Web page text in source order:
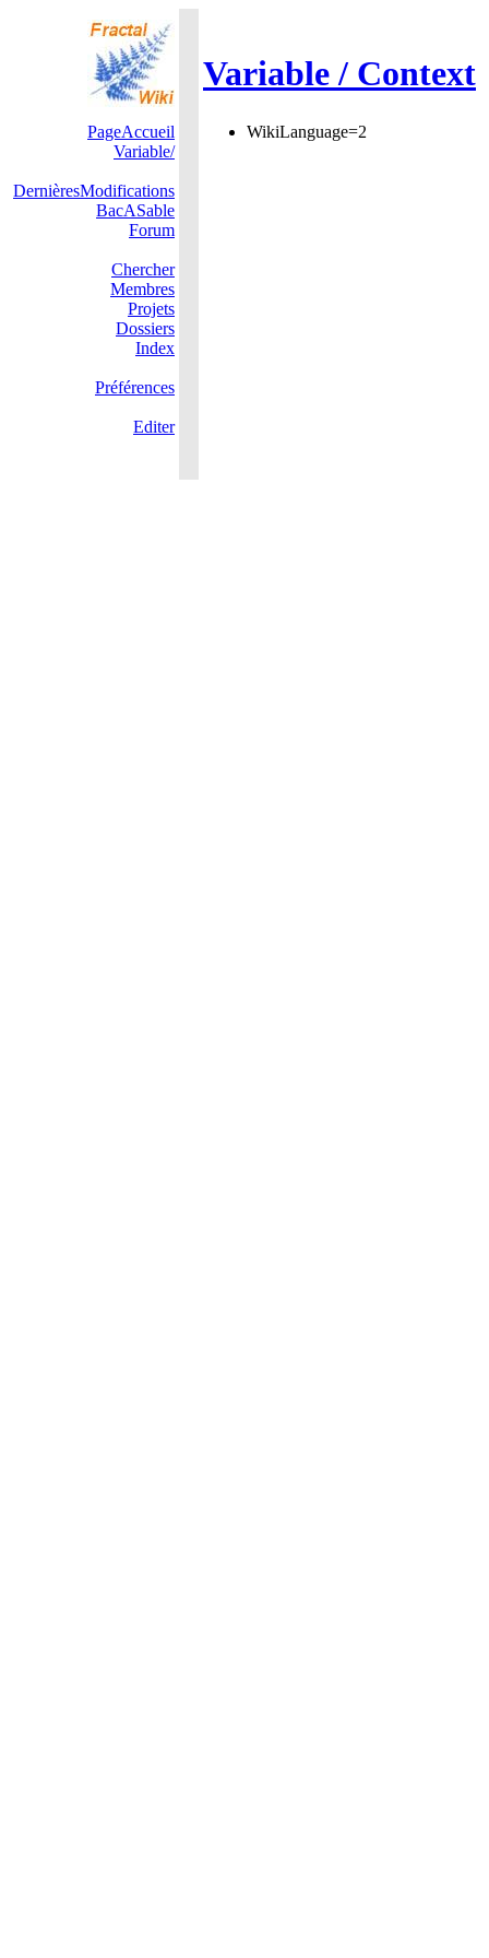
Variable / Context
PageAccueil
Variable/
DernièresModifications
BacASable
Forum
Chercher
Membres
Projets
Dossiers
Index
Préférences
Editer
WikiLanguage=2